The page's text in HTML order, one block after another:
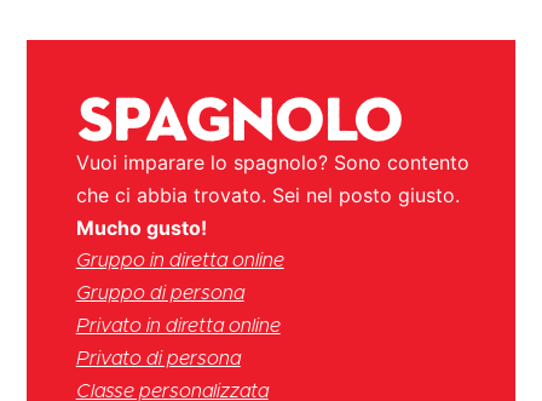
Spagnolo
Vuoi imparare lo spagnolo? Sono contento
che ci abbia trovato. Sei nel posto giusto.
Mucho gusto!
Gruppo in diretta online
Gruppo di persona
Privato in diretta online
Privato di persona
Classe personalizzata